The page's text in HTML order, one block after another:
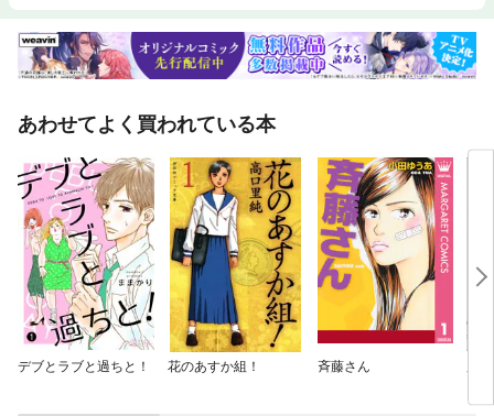
あわせてよく買われている本
デブとラブと過ちと！ 花のあすか組！ 斉藤さん
け